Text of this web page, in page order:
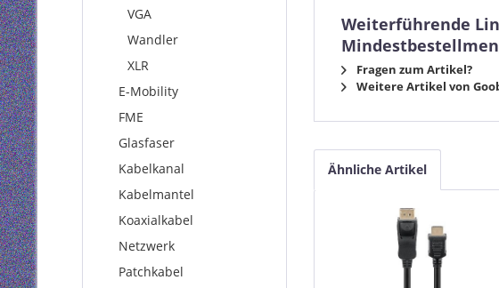
VGA
Wandler
XLR
E-Mobility
FME
Glasfaser
Kabelkanal
Kabelmantel
Koaxialkabel
Netzwerk
Patchkabel
Weiterführende
Fragen zum Artikel?
Weitere Artikel von
Ähnliche Artikel